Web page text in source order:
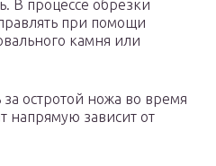
В процессе обрезки
при помощи
камня или
остротой ножа во время
напрямую зависит от